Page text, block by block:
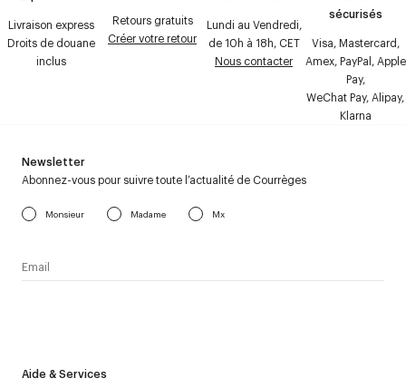
Livraison express
Droits de douane
inclus
Retours gratuits
Créer votre retour
Lundi au Vendredi,
de 10h à 18h, CET
Nous contacter
sécurisés
Visa, Mastercard,
Amex, PayPal, Apple
Pay,
WeChat Pay, Alipay,
Klarna
Aide & Services
Newsletter
Abonnez-vous pour suivre toute l’actualité de Courrèges
Monsieur Madame Mx